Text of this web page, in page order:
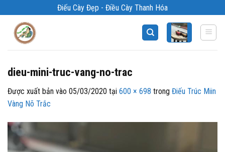
qua
Điếu Cày Đẹp - Điều Cày Thanh Hóa
dieu-mini-truc-vang-no-trac
Được xuất bản vào 05/03/2020 tại 600 × 698 trong Điếu Trúc Miin
Vàng Nõ Trắc